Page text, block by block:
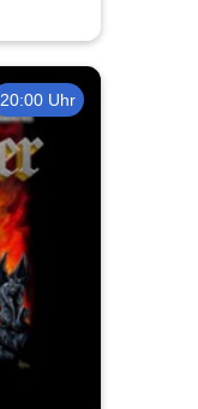
20:00 Uhr